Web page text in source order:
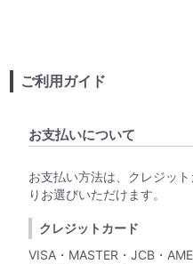
ご利用ガイド
お支払いについて
お支払い方法は、クレジッ
りお選びいただけます。
クレジットカード
VISA・MASTER・JCB・